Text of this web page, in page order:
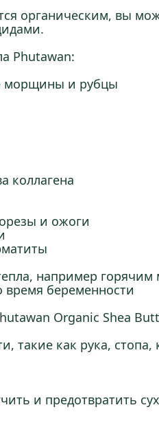
органическим, вы
Phutawan:
морщины и рубцы
коллагена
и ожоги
например горячим
беременности
Organic Shea
такие как рука,
и предотвратить